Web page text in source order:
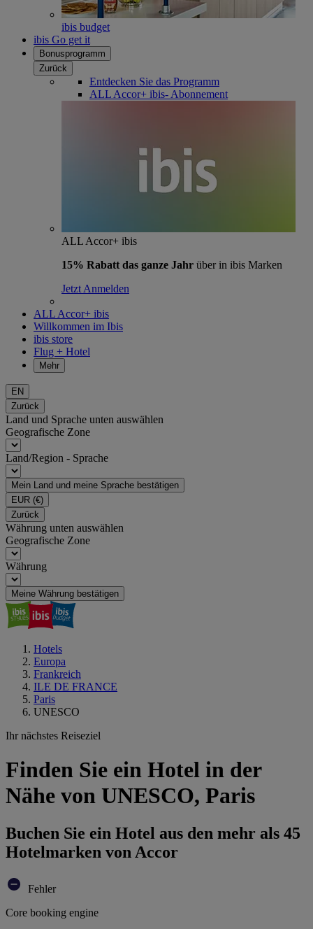
ibis budget
ibis Go get it
Bonusprogramm
Zurück
Entdecken Sie das Programm
ALL Accor+ ibis- Abonnement
ALL Accor+ ibis
15% Rabatt das ganze Jahr über in ibis Marken
Jetzt Anmelden
ALL Accor+ ibis
Willkommen im Ibis
ibis store
Flug + Hotel
Mehr
EN
Zurück
Land und Sprache unten auswählen
Geografische Zone
Land/Region - Sprache
Mein Land und meine Sprache bestätigen
EUR (€)
Zurück
Währung unten auswählen
Geografische Zone
Währung
Meine Währung bestätigen
Hotels
Europa
Frankreich
ILE DE FRANCE
Paris
UNESCO
Ihr nächstes Reiseziel
Finden Sie ein Hotel in der
Nähe von UNESCO, Paris
Buchen Sie ein Hotel aus den mehr als 45
Hotelmarken von Accor
Fehler
Core booking engine